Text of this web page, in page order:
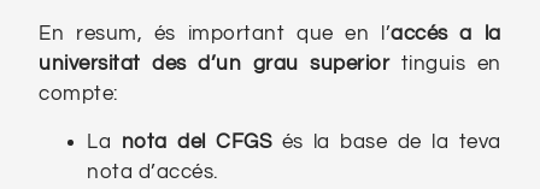
En resum, és important que en l’accés a la
universitat des d’un grau superiortinguis en
compte:
La nota del CFGSés la base de la teva
nota d’accés.